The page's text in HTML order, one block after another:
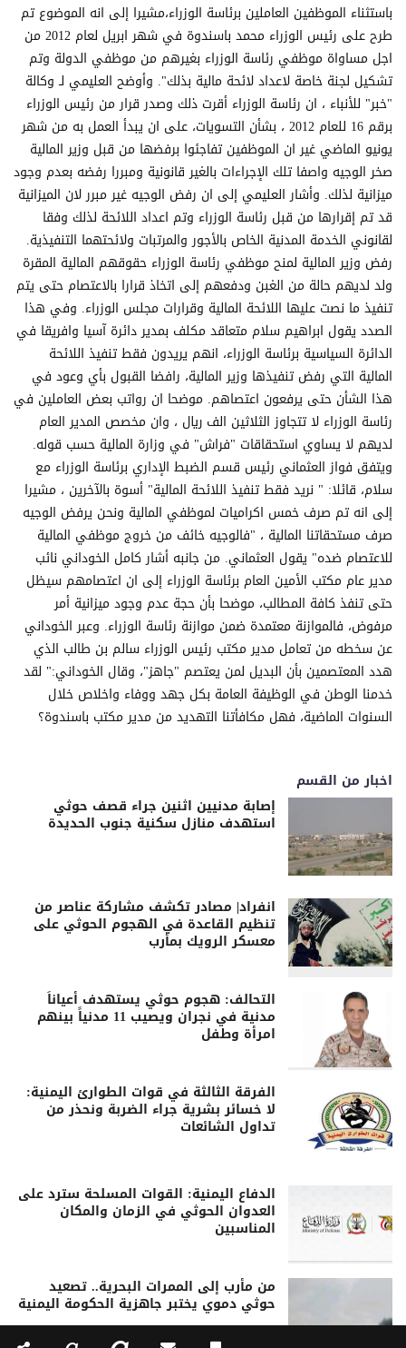
باستثناء الموظفين العاملين برئاسة الوزراء،مشيرا إلى انه الموضوع تم
طرح على رئيس الوزراء محمد باسندوة في شهر ابريل لعام 2012 من
اجل مساواة موظفي رئاسة الوزراء بغيرهم من موظفي الدولة وتم
تشكيل لجنة خاصة لاعداد لائحة مالية بذلك". وأوضح العليمي لـ وكالة
"خبر" للأنباء ، ان رئاسة الوزراء أقرت ذلك وصدر قرار من رئيس الوزراء
برقم 16 للعام 2012 ، بشأن التسويات، على ان يبدأ العمل به من شهر
يونيو الماضي غير ان الموظفين تفاجئوا برفضها من قبل وزير المالية
صخر الوجيه واصفا تلك الإجراءات بالغير قانونية ومبررا رفضه بعدم وجود
ميزانية لذلك. وأشار العليمي إلى ان رفض الوجيه غير مبرر لان الميزانية
قد تم إقرارها من قبل رئاسة الوزراء وتم اعداد اللائحة لذلك وفقا
لقانوني الخدمة المدنية الخاص بالأجور والمرتبات ولائحتهما التنفيذية.
رفض وزير المالية لمنح موظفي رئاسة الوزراء حقوقهم المالية المقرة
ولد لديهم حالة من الغبن ودفعهم إلى اتخاذ قرارا بالاعتصام حتى يتم
تنفيذ ما نصت عليها اللائحة المالية وقرارات مجلس الوزراء. وفي هذا
الصدد يقول ابراهيم سلام متعاقد مكلف بمدير دائرة آسيا وافريقا في
الدائرة السياسية برئاسة الوزراء، انهم يريدون فقط تنفيذ اللائحة
المالية التي رفض تنفيذها وزير المالية، رافضا القبول بأي وعود في
هذا الشأن حتى يرفعون اعتصاهم. موضحا ان رواتب بعض العاملين في
رئاسة الوزراء لا تتجاوز الثلاثين الف ريال ، وان مخصص المدير العام
لديهم لا يساوي استحقاقات "فراش" في وزارة المالية حسب قوله.
ويتفق فواز العثماني رئيس قسم الضبط الإداري برئاسة الوزراء مع
سلام، قائلا: " نريد فقط تنفيذ اللائحة المالية" أسوة بالآخرين ، مشيرا
إلى انه تم صرف خمس اكراميات لموظفي المالية ونحن يرفض الوجيه
صرف مستحقاتنا المالية ، "فالوجيه خائف من خروج موظفي المالية
للاعتصام ضده" يقول العثماني. من جانبه أشار كامل الخوداني نائب
مدير عام مكتب الأمين العام برئاسة الوزراء إلى ان اعتصامهم سيظل
حتى تنفذ كافة المطالب، موضحا بأن حجة عدم وجود ميزانية أمر
مرفوض، فالموازنة معتمدة ضمن موازنة رئاسة الوزراء. وعبر الخوداني
عن سخطه من تعامل مدير مكتب رئيس الوزراء سالم بن طالب الذي
هدد المعتصمين بأن البديل لمن يعتصم "جاهز"، وقال الخوداني:" لقد
خدمنا الوطن في الوظيفة العامة بكل جهد ووفاء واخلاص خلال
السنوات الماضية، فهل مكافأتنا التهديد من مدير مكتب باسندوة؟
اخبار من القسم
إصابة مدنيين اثنين جراء قصف حوثي
استهدف منازل سكنية جنوب الحديدة
انفراد| مصادر تكشف مشاركة عناصر من
تنظيم القاعدة في الهجوم الحوثي على
معسكر الرويك بمأرب
التحالف: هجوم حوثي يستهدف أعياناً
مدنية في نجران ويصيب 11 مدنياً بينهم
امرأة وطفل
الفرقة الثالثة في قوات الطوارئ اليمنية:
لا خسائر بشرية جراء الضربة ونحذر من
تداول الشائعات
الدفاع اليمنية: القوات المسلحة سترد على
العدوان الحوثي في الزمان والمكان
المناسبين
من مأرب إلى الممرات البحرية.. تصعيد
حوثي دموي يختبر جاهزية الحكومة اليمنية